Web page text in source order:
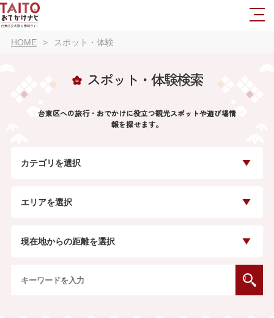
HOME スポット・体験
スポット・体験検索
台東区への旅行・おでかけに役立つ観光スポットや遊び場情
報を探せます。
カテゴリを選択
エリアを選択
現在地からの距離を選択